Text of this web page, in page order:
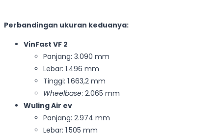
Perbandingan ukuran keduanya:
VinFast VF 2
Panjang: 3.090 mm
Lebar: 1.496 mm
Tinggi: 1.663,2 mm
Wheelbase: 2.065 mm
Wuling Air ev
Panjang: 2.974 mm
Lebar: 1.505 mm